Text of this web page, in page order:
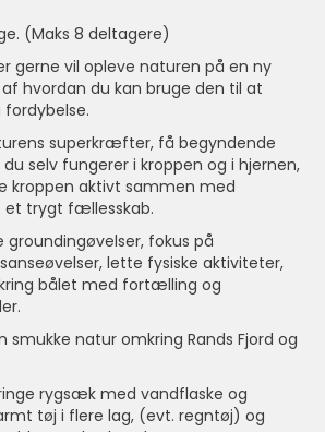
(Maks 8 deltagere)
gerne vil opleve naturen på en ny
hvordan du kan bruge den til at
superkræfter, få begyndende
selv fungerer i kroppen og i hjernen,
kroppen aktivt sammen med
et trygt fællesskab.
groundingøvelser, fokus på
lette fysiske aktiviteter,
bålet med fortælling og
smukke natur omkring Rands Fjord og
rygsæk med vandflaske og
tøj i flere lag, (evt. regntøj) og